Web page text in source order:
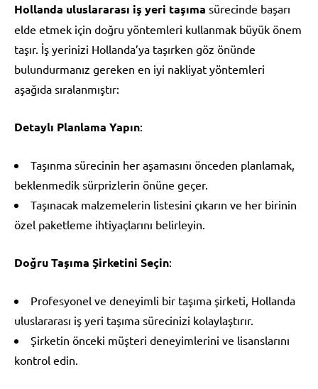
Hollanda uluslararası iş yeri taşıma sürecinde başarı
elde etmek için doğru yöntemleri kullanmak büyük önem
taşır. İş yerinizi Hollanda’ya taşırken göz önünde
bulundurmanız gereken en iyi nakliyat yöntemleri
aşağıda sıralanmıştır:
Detaylı Planlama Yapın:
Taşınma sürecinin her aşamasını önceden planlamak,
beklenmedik sürprizlerin önüne geçer.
Taşınacak malzemelerin listesini çıkarın ve her birinin
özel paketleme ihtiyaçlarını belirleyin.
Doğru Taşıma Şirketini Seçin:
Profesyonel ve deneyimli bir taşıma şirketi, Hollanda
uluslararası iş yeri taşıma sürecinizi kolaylaştırır.
Şirketin önceki müşteri deneyimlerini ve lisanslarını
kontrol edin.